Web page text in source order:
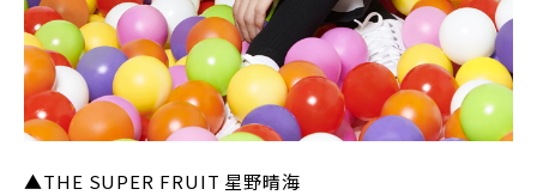
▲THE SUPER FRUIT 星野晴海